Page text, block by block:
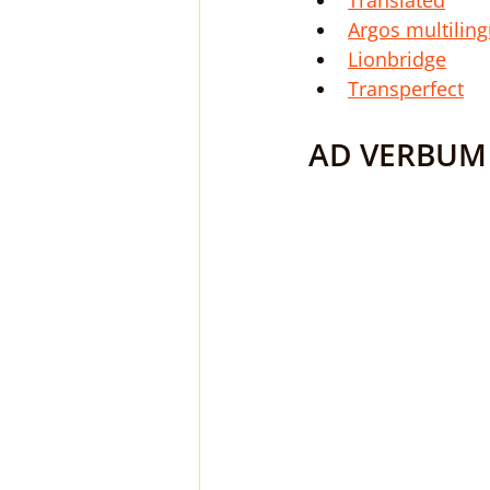
Argos
Lionbridge
Transperfect
AD VERBUM